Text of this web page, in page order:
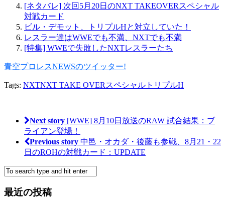
[ネタバレ] 次回5月20日のNXT TAKEOVERスペシャル
対戦カード
ビル・デモット、トリプルHと対立していた！
レスラー達はWWEでも不満、NXTでも不満
[特集] WWEで失敗したNXTレスラーたち
青空プロレスNEWSのツイッター!
Tags: NXTNXT TAKE OVERスペシャル トリプルH
Next story [WWE] 8月10日放送のRAW 試合結果：ブ
ライアン登場！
Previous story 中邑・オカダ・後藤も参戦、8月21・22
日のROHの対戦カード：UPDATE
最近の投稿